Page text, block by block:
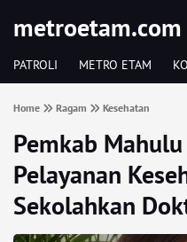
metroetam.com
PATROLI METRO ETAM
Home Ragam Kesehatan
Pemkab
Pelayanan
Sekolahkan